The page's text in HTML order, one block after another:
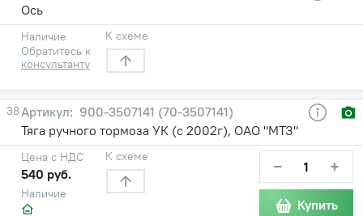
Ось
Наличие
Обратитесь к
консультанту
К схеме
38
900-3507141 (70-3507141)
Тяга ручного тормоза УК (с 2002г), ОАО "МТЗ"
Наличие
Цена с НДС
540 руб.
К схеме − +
Купить